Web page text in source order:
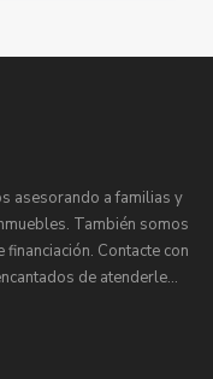
asesorando a familias y
También somos
Contacte con
de atenderle…